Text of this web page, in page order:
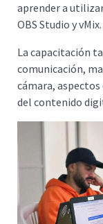
aprender a
OBS Studio y vMix.
La capacitación
comunicación,
cámara, aspectos
del contenido